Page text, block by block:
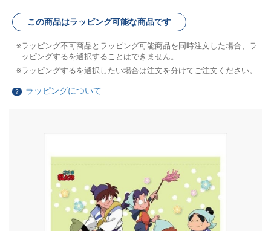
この商品はラッピング可能な商品です
ラッピング不可商品とラッピング可能商品を同時注文した場合、ラ
ッピングするを選択することはできません。
ラッピングするを選択したい場合は注文を分けてご注文ください。
？ ラッピングについて